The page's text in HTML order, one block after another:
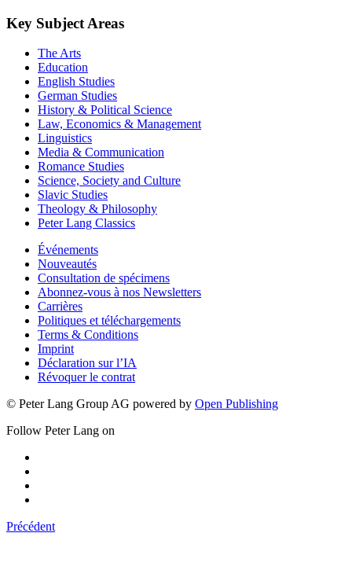
Key Subject Areas
The Arts
Education
English Studies
German Studies
History & Political Science
Law, Economics & Management
Linguistics
Media & Communication
Romance Studies
Science, Society and Culture
Slavic Studies
Theology & Philosophy
Peter Lang Classics
Événements
Nouveautés
Consultation de spécimens
Abonnez-vous à nos Newsletters
Carrières
Politiques et téléchargements
Terms & Conditions
Imprint
Déclaration sur l’IA
Révoquer le contrat
© Peter Lang Group AG powered by Open Publishing
Follow Peter Lang on
Précédent